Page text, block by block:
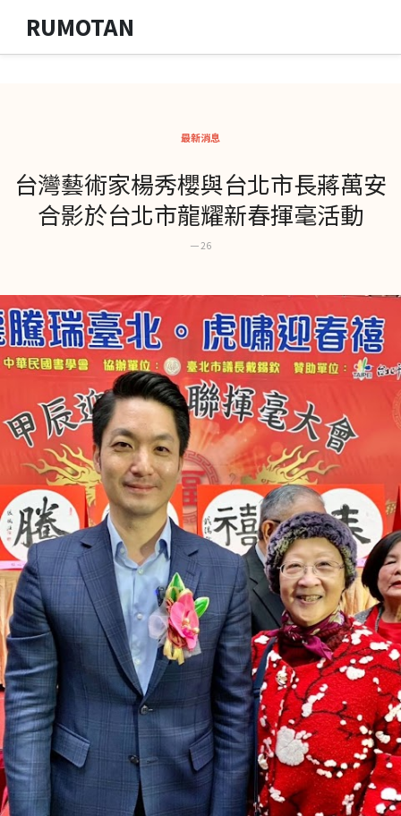
RUMOTAN
最新消息
台灣藝術家楊秀櫻與台北市長蔣萬安
合影於台北市龍耀新春揮毫活動
一 26